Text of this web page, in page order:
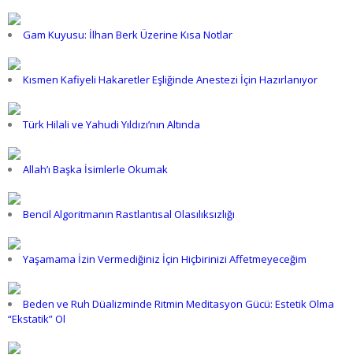
Gam Kuyusu: İlhan Berk Üzerine Kısa Notlar
Kısmen Kafiyeli Hakaretler Eşliğinde Anestezi İçin Hazırlanıyor
Türk Hilali ve Yahudi Yıldızı’nın Altında
Allah’ı Başka İsimlerle Okumak
Bencil Algoritmanın Rastlantısal Olasılıksızlığı
Yaşamama İzin Vermediğiniz İçin Hiçbirinizi Affetmeyeceğim
Beden ve Ruh Düalizminde Ritmin Meditasyon Gücü: Estetik Olma
“Ekstatik” Ol